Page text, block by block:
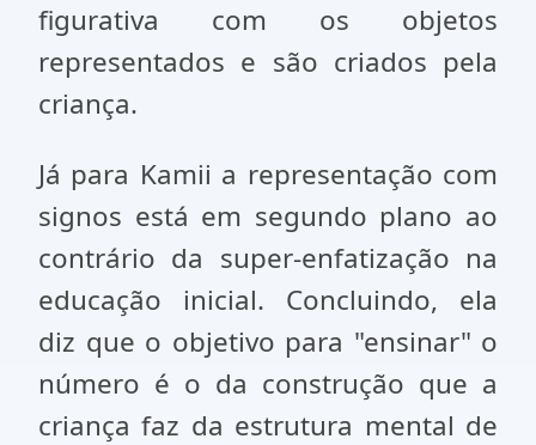
figurativa com os obje­tos
representados e são criados pela
criança.
Já para Kamii a representação com
signos está em segundo plano ao
contrário da super-enfatização na
educação inicial. Concluindo, ela
diz que o objetivo para "ensinar" o
número é o da construção que a
criança faz da estrutura mental de